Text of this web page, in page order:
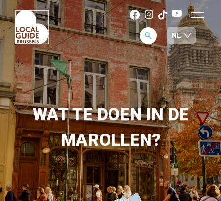
WAT TE DOEN IN DE
MAROLLEN?